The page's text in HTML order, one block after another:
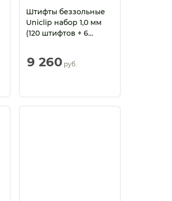
Штифты беззольные
Uniclip набор 1,0 мм
(120 штифтов + 6
9 260 руб.